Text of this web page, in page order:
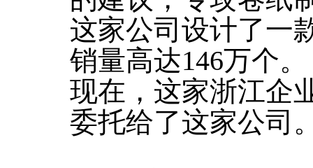
这家公司设计了一
销量高达146万个。
现在，这家浙江企
委托给了这家公司